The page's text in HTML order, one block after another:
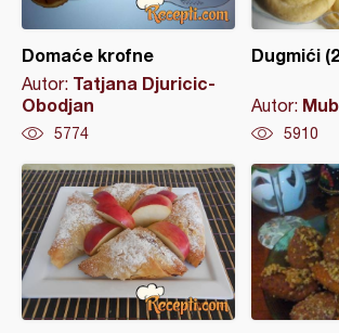
Domaće krofne
Autor: Tatjana Djuricic-
Obodjan
5774
Dugmići
Autor:
5910